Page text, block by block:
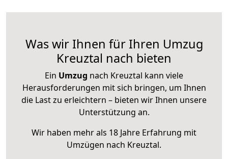
Was wir Ihnen für Ihren Umzug
Kreuztal nach bieten
Ein Umzug nach Kreuztal kann viele
Herausforderungen mit sich bringen, um Ihnen
die Last zu erleichtern – bieten wir Ihnen unsere
Unterstützung an.
Wir haben mehr als 18 Jahre Erfahrung mit
Umzügen nach Kreuztal.